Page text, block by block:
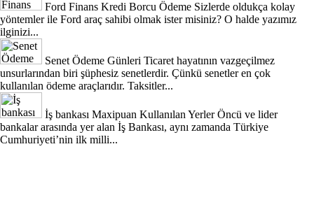
Ford Finans Kredi Borcu Ödeme Sizlerde oldukça kolay
yöntemler ile Ford araç sahibi olmak ister misiniz? O halde yazımız
ilginizi...
Senet Ödeme Günleri Ticaret hayatının vazgeçilmez
unsurlarından biri şüphesiz senetlerdir. Çünkü senetler en çok
kullanılan ödeme araçlarıdır. Taksitler...
İş bankası Maxipuan Kullanılan Yerler Öncü ve lider
bankalar arasında yer alan İş Bankası, aynı zamanda Türkiye
Cumhuriyeti’nin ilk milli...